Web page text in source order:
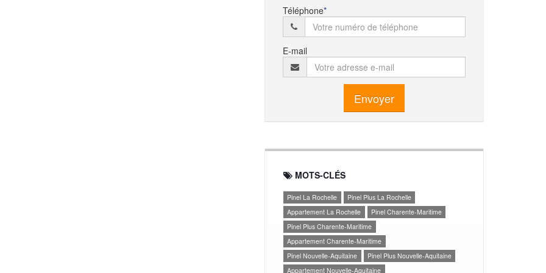
Téléphone
E-mail
Envoyer
MOTS-CLÉS
Pinel La Rochelle
Pinel Plus La Rochelle
Appartement La Rochelle
Pinel Charente-Maritime
Pinel Plus Charente-Maritime
Appartement Charente-Maritime
Pinel Nouvelle-Aquitaine
Pinel Plus Nouvelle-Aquitaine
Appartement Nouvelle-Aquitaine